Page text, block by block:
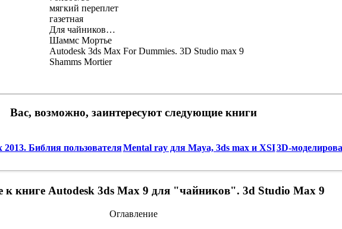
мягкий переплет
газетная
Для чайников…
Шаммс Мортье
Autodesk 3ds Max For Dummies. 3D Studio max 9
Shamms Mortier
Вас, возможно, заинтересуют следующие книги
2013. Библия пользователяMental ray для Maya, 3ds max и XSI3D-
к книге Autodesk 3ds Max 9 для "чайников". 3d Studio Max 9
Оглавление